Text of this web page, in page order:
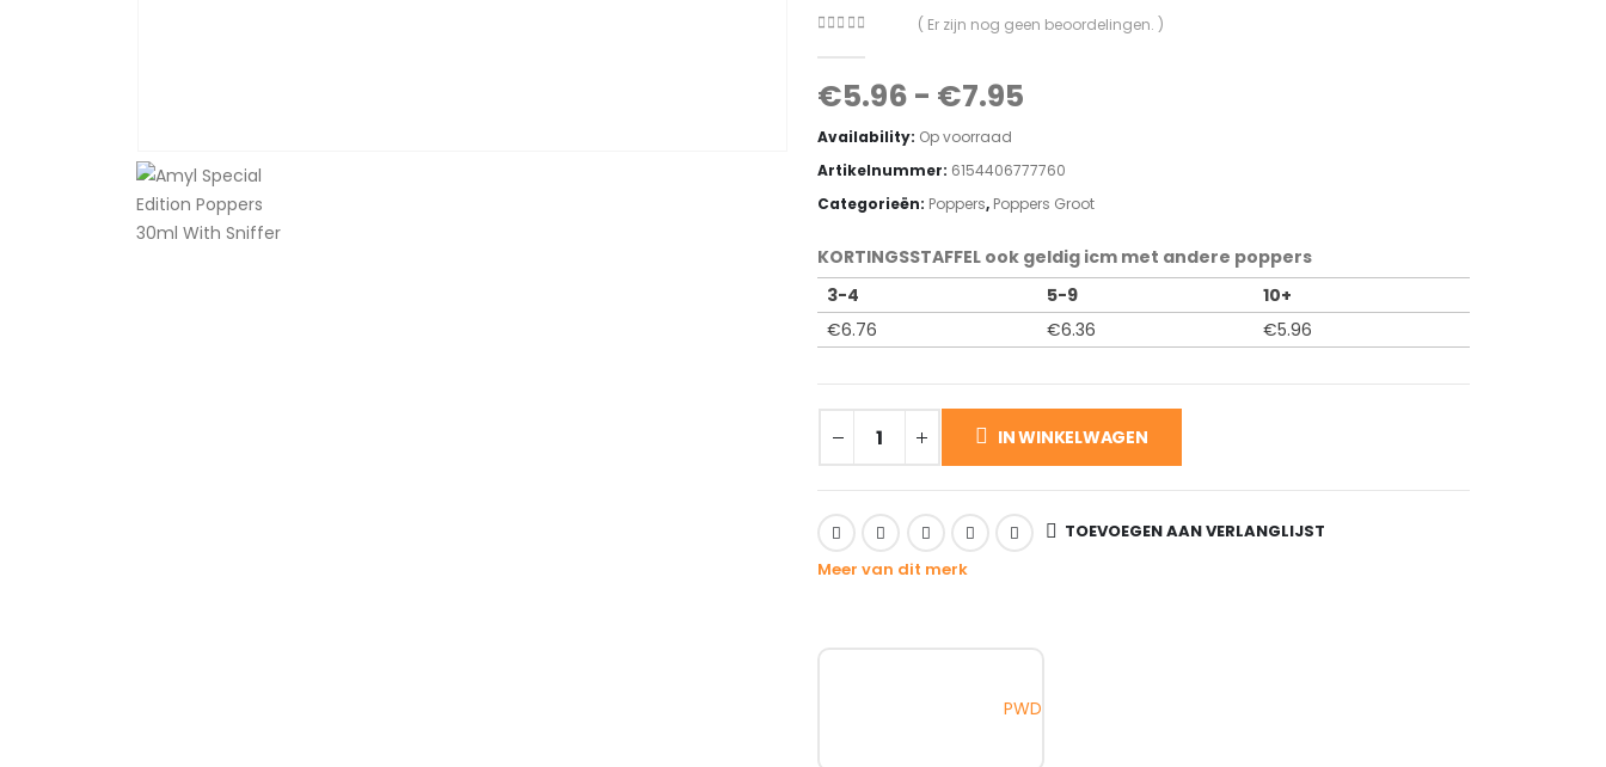
( Er zijn nog geen beoordelingen. )
€5.96 - €7.95
Availability: Op voorraad
Artikelnummer: 6154406777760
Categorieën: Poppers, Poppers Groot
KORTINGSSTAFFEL ook geldig icm met andere poppers
3-4
5-9
10+
€6.76 €6.36 €5.96
IN WINKELWAGEN
TOEVOEGEN AAN VERLANGLIJST
Meer van dit merk
PWD